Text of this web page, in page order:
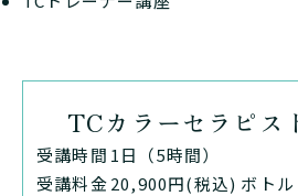
TCカラーセラピス
受講時間 1日（5時間）
受講料金20,900円(税込) ボトル